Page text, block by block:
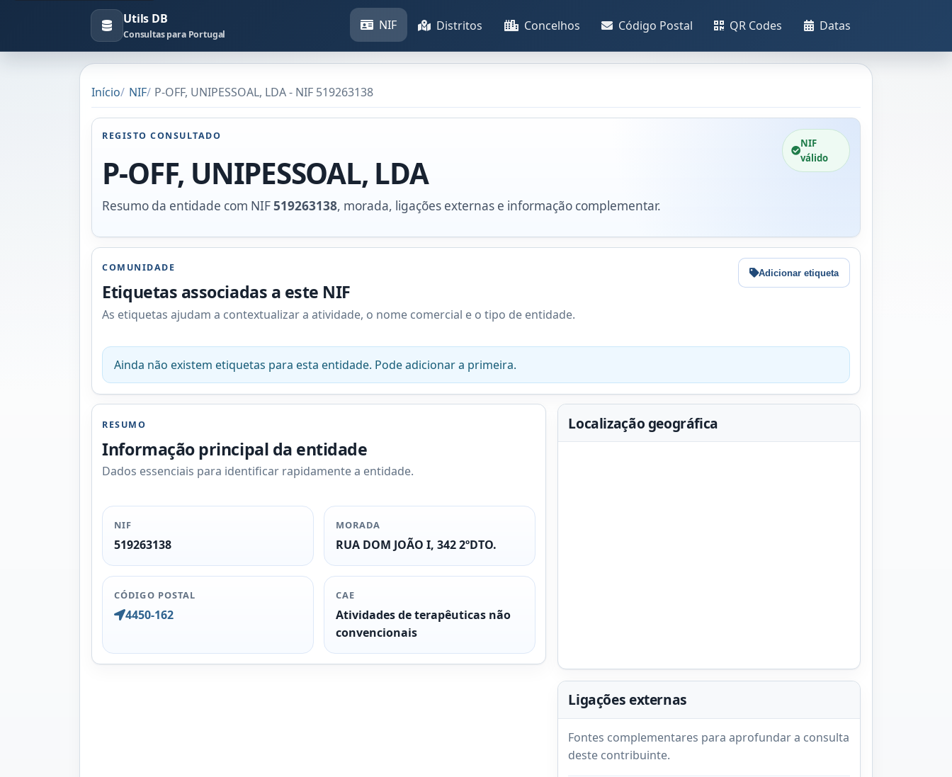
Utils DB
Consultas para Portugal
NIF Distritos Concelhos Código Postal QR Codes Datas
Início NIF P-OFF, UNIPESSOAL, LDA - NIF 519263138
REGISTO CONSULTADO
P-OFF, UNIPESSOAL, LDA
Resumo da entidade com NIF519263138, morada, ligações externas e informação complementar.
NIF
válido
COMUNIDADE
Etiquetas associadas a este NIF
As etiquetas ajudam a contextualizar a atividade, o nome comercial e o tipo de entidade.
Adicionar etiqueta
Ainda não existem etiquetas para esta entidade. Pode adicionar a primeira.
RESUMO
Informação principal da entidade
Dados essenciais para identificar rapidamente a entidade.
NIF
519263138
MORADA
RUA DOM JOÃO I, 342 2ºDTO.
CÓDIGO POSTAL
4450-162
CAE
Atividades de terapêuticas não
convencionais
Localização geográfica
Ligações externas
Fontes complementares para aprofundar a consulta
deste contribuinte.